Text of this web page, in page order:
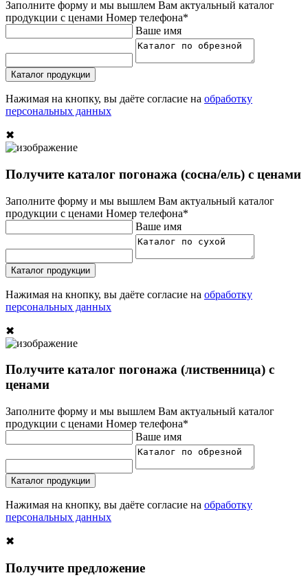
Заполните форму и мы вышлем Вам актуальный каталог
продукции с ценами Номер телефона*
Ваше имя
Каталог продукции
Нажимая на кнопку, вы даёте согласие на обработку
персональных данных
✖
Получите каталог погонажа (сосна/ель) с ценами
Заполните форму и мы вышлем Вам актуальный каталог
продукции с ценами Номер телефона*
Ваше имя
Каталог продукции
Нажимая на кнопку, вы даёте согласие на обработку
персональных данных
✖
Получите каталог погонажа (лиственница) с
ценами
Заполните форму и мы вышлем Вам актуальный каталог
продукции с ценами Номер телефона*
Ваше имя
Каталог продукции
Нажимая на кнопку, вы даёте согласие на обработку
персональных данных
✖
Получите предложение